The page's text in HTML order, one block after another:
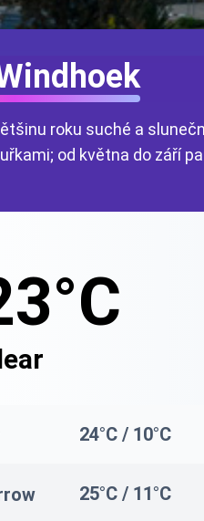
roku suché a
od května do září
24°C / 10°C
25°C / 11°C